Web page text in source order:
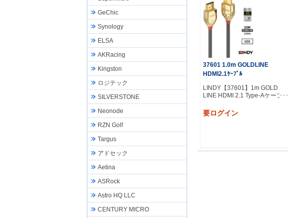
37601 1.0m GOLDLINE
HDMI2.1ｹｰﾌﾞﾙ
LINDY【37601】1m GOLD
LINE HDMI 2.1 Type-Aケーブル
要ログイン
GeChic
Synology
ELSA
AKRacing
Kingston
ロジテック
SILVERSTONE
Neonode
RZN Golf
Targus
アドセック
Aetina
ASRock
Astro HQ LLC
CENTURY MICRO